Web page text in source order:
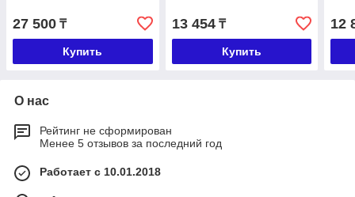
27 500 ₸
Купить
13 454₸
Купить
12
О нас
Рейтинг не сформирован
Менее 5 отзывов за последний год
Работает с 10.01.2018